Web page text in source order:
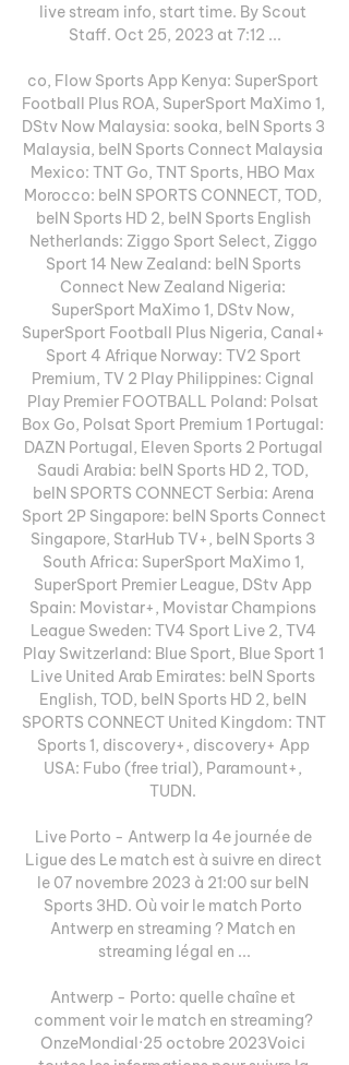
live stream info, start time. By Scout
Staff. Oct 25, 2023 at 7:12 ...
co, Flow Sports App Kenya: SuperSport
Football Plus ROA, SuperSport MaXimo 1,
DStv Now Malaysia: sooka, beIN Sports 3
Malaysia, beIN Sports Connect Malaysia
Mexico: TNT Go, TNT Sports, HBO Max
Morocco: beIN SPORTS CONNECT, TOD,
beIN Sports HD 2, beIN Sports English
Netherlands: Ziggo Sport Select, Ziggo
Sport 14 New Zealand: beIN Sports
Connect New Zealand Nigeria:
SuperSport MaXimo 1, DStv Now,
SuperSport Football Plus Nigeria, Canal+
Sport 4 Afrique Norway: TV2 Sport
Premium, TV 2 Play Philippines: Cignal
Play Premier FOOTBALL Poland: Polsat
Box Go, Polsat Sport Premium 1 Portugal:
DAZN Portugal, Eleven Sports 2 Portugal
Saudi Arabia: beIN Sports HD 2, TOD,
beIN SPORTS CONNECT Serbia: Arena
Sport 2P Singapore: beIN Sports Connect
Singapore, StarHub TV+, beIN Sports 3
South Africa: SuperSport MaXimo 1,
SuperSport Premier League, DStv App
Spain: Movistar+, Movistar Champions
League Sweden: TV4 Sport Live 2, TV4
Play Switzerland: Blue Sport, Blue Sport 1
Live United Arab Emirates: beIN Sports
English, TOD, beIN Sports HD 2, beIN
SPORTS CONNECT United Kingdom: TNT
Sports 1, discovery+, discovery+ App
USA: Fubo (free trial), Paramount+,
TUDN.
Live Porto - Antwerp la 4e journée de
Ligue des Le match est à suivre en direct
le 07 novembre 2023 à 21:00 sur beIN
Sports 3HD. Où voir le match Porto
Antwerp en streaming ? Match en
streaming légal en ...
Antwerp - Porto: quelle chaîne et
comment voir le match en streaming?
OnzeMondial·25 octobre 2023Voici